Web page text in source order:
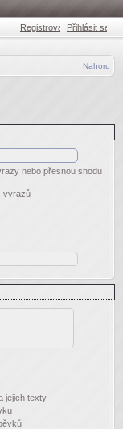
Registrovat •Přihlásit se
Nahoru
nebo přesnou shodu
výrazů
jejich texty